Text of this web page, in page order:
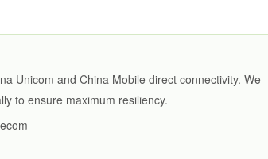
Unicom and China Mobile direct connectivity. We
to ensure maximum resiliency.